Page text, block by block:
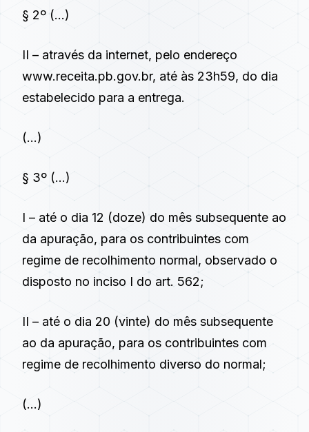
§ 2º (…)
II – através da internet, pelo endereço
www.receita.pb.gov.br, até às 23h59, do dia
estabelecido para a entrega.
(…)
§ 3º (…)
I – até o dia 12 (doze) do mês subsequente ao
da apuração, para os contribuintes com
regime de recolhimento normal, observado o
disposto no inciso I do art. 562;
II – até o dia 20 (vinte) do mês subsequente
ao da apuração, para os contribuintes com
regime de recolhimento diverso do normal;
(…)